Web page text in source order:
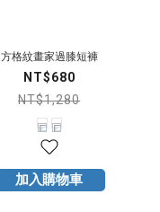
方格紋畫家過膝短褲
NT$680
NT$1,280
加入購物車